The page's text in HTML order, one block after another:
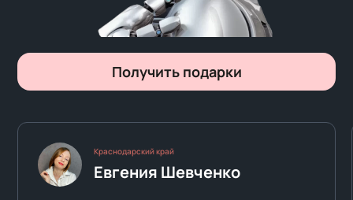
Получить подарки
Краснодарский край
Евгения Шевченко